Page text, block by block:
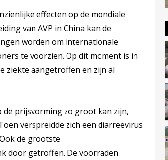
effecten op de mondiale
van AVP in China kan de
worden om internationale
te voorzien. Op dit moment is in
ziekte aangetroffen en zijn al
de prijsvorming zo groot kan zijn,
verspreidde zich een diarreevirus
de grootste
door getroffen. De voorraden